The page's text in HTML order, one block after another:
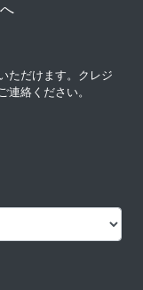
ただけます。クレジ
連絡ください。